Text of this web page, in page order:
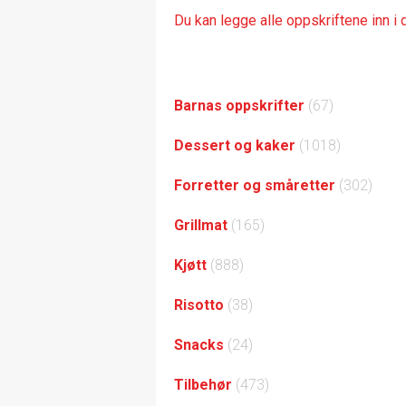
Du kan legge alle oppskriftene inn i
Barnas oppskrifter (67)
Dessert og kaker (1018)
Forretter og småretter (302)
Grillmat (165)
Kjøtt (888)
Risotto (38)
Snacks (24)
Tilbehør (473)